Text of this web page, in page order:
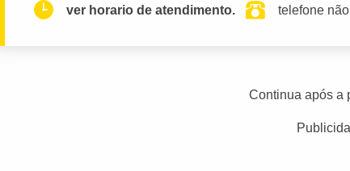
ver horario de atendimento. telefone
Continua após a